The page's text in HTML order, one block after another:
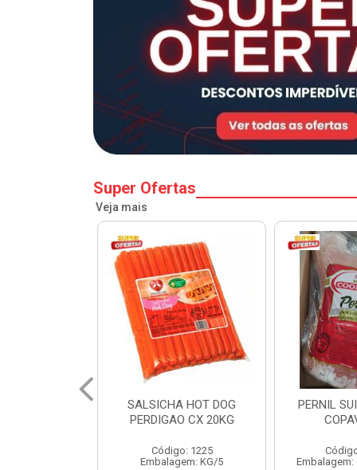
Super Ofertas
Veja mais
PERNIL SUINO C/OSSO
COPAVEL KG
Código: 12301
Embalagem: CX/± 19,56 KG